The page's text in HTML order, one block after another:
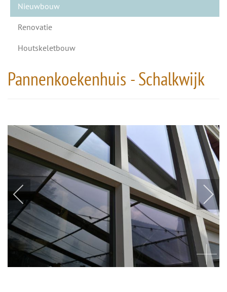
Nieuwbouw
Renovatie
Houtskeletbouw
Pannenkoekenhuis - Schalkwijk